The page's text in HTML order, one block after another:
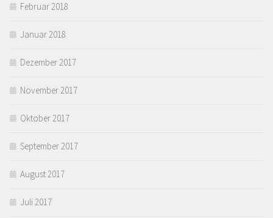
Februar 2018
Januar 2018
Dezember 2017
November 2017
Oktober 2017
September 2017
August 2017
Juli 2017